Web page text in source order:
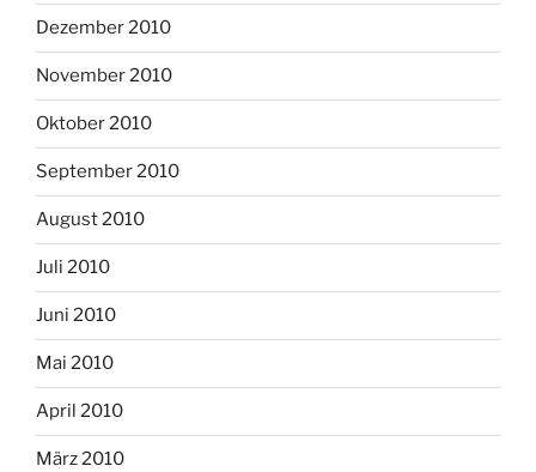
Dezember 2010
November 2010
Oktober 2010
September 2010
August 2010
Juli 2010
Juni 2010
Mai 2010
April 2010
März 2010